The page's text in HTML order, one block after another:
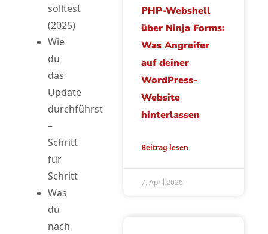
solltest
(2025)
Wie
du
das
Update
durchführst
–
Schritt
für
Schritt
Was
du
nach
PHP-Webshell
über Ninja Forms:
Was Angreifer
auf deiner
WordPress-
Website
hinterlassen
Beitrag lesen
7. April 2026